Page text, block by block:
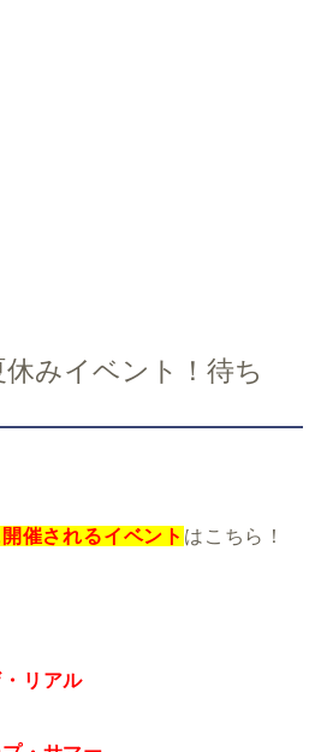
みイベント！待ち
催されるイベント はこちら！
リアル